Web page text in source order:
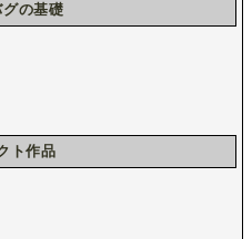
の基礎
ト作品